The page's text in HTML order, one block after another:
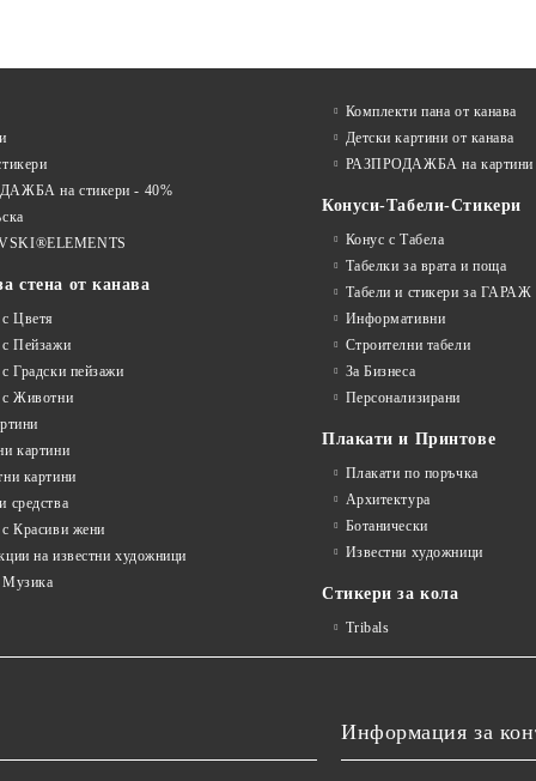
на стикери - 40%
стена от канава
Цветя
Пейзажи
Градски пейзажи
с Животни
картини
картини
средства
Красиви жени
на известни художници
Музика
Комплекти пана от канава
Детски картини от канава
РАЗПРОДАЖБА на картини
Конуси-Табели-Стикери
Конус с Табела
Табелки за врата и поща
Табели и стикери за ГАРАЖ
Информативни
Строителни табели
За Бизнеса
Персонализирани
Плакати и Принтове
Плакати по поръчка
Архитектура
Ботанически
Известни художници
Стикери за кола
Tribals
Информация за